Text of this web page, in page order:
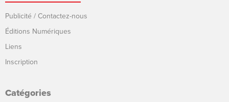
Publicité / Contactez-nous
Éditions Numériques
Liens
Inscription
Catégories